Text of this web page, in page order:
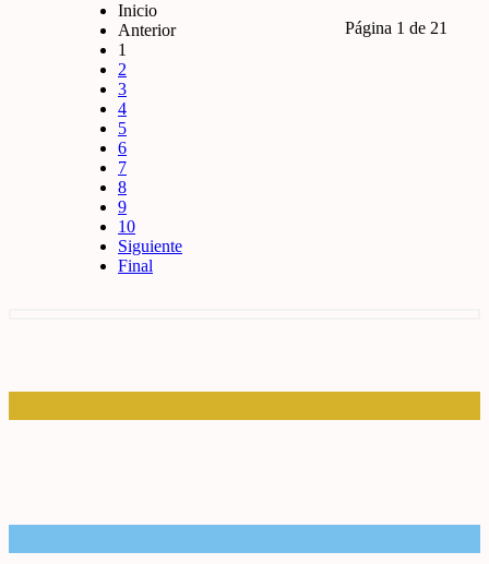
Página 1 de 21
Inicio
Anterior
1
2
3
4
5
6
7
8
9
10
Siguiente
Final